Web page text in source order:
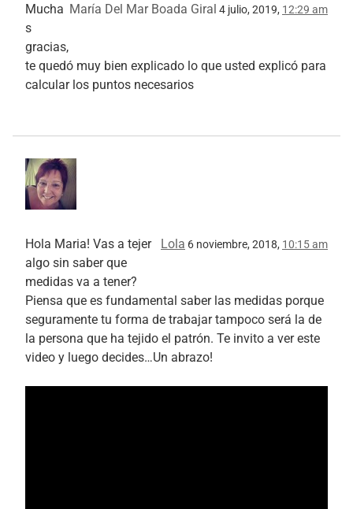
María Del Mar Boada Giral 4 julio, 2019, 12:29 am
Mucha
s
gracias,
te quedó muy bien explicado lo que usted explicó para
calcular los puntos necesarios
Lola 6 noviembre, 2018, 10:15 am
Hola Maria! Vas a tejer
algo sin saber que
medidas va a tener?
Piensa que es fundamental saber las medidas porque
seguramente tu forma de trabajar tampoco será la de
la persona que ha tejido el patrón. Te invito a ver este
video y luego decides…Un abrazo!